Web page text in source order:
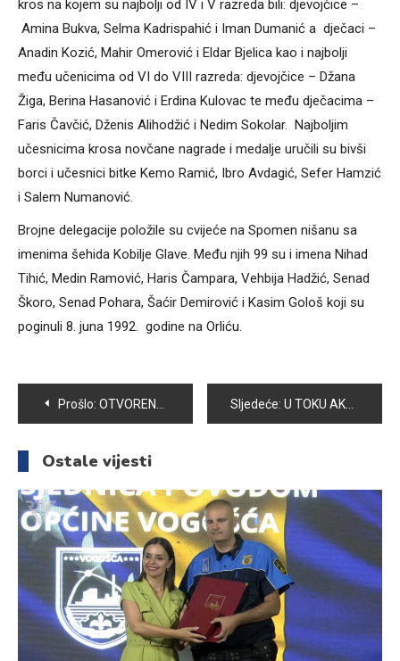
kros na kojem su najbolji od IV i V razreda bili: djevojčice –
Amina Bukva, Selma Kadrispahić i Iman Dumanić a dječaci –
Anadin Kozić, Mahir Omerović i Eldar Bjelica kao i najbolji
među učenicima od VI do VIII razreda: djevojčice – Džana
Žiga, Berina Hasanović i Erdina Kulovac te među dječacima –
Faris Čavčić, Dženis Alihodžić i Nedim Sokolar. Najboljim
učesnicima krosa novčane nagrade i medalje uručili su bivši
borci i učesnici bitke Kemo Ramić, Ibro Avdagić, Sefer Hamzić
i Salem Numanović.
Brojne delegacije položile su cvijeće na Spomen nišanu sa
imenima šehida Kobilje Glave. Među njih 99 su i imena Nihad
Tihić, Medin Ramović, Haris Čampara, Vehbija Hadžić, Senad
Škoro, Senad Pohara, Šaćir Demirović i Kasim Gološ koji su
poginuli 8. juna 1992. godine na Orliću.
Navigacija
članaka
Prošlo: OTVORENO NOVOIZGRAĐENO SPORTSKO IGRALIŠTE U NASELJU BUŠĆA Sljedeće: U TOKU AKCIJA “RAMAZANSKI PAKETI” MDD MERHAMET
Ostale vijesti